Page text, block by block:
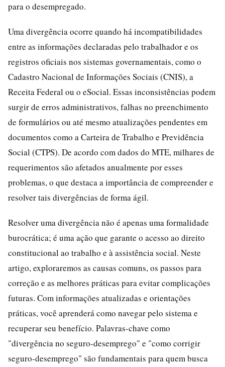
para o desempregado.
Uma divergência ocorre quando há incompatibilidades
entre as informações declaradas pelo trabalhador e os
registros oficiais nos sistemas governamentais, como o
Cadastro Nacional de Informações Sociais (CNIS), a
Receita Federal ou o eSocial. Essas inconsistências podem
surgir de erros administrativos, falhas no preenchimento
de formulários ou até mesmo atualizações pendentes em
documentos como a Carteira de Trabalho e Previdência
Social (CTPS). De acordo com dados do MTE, milhares de
requerimentos são afetados anualmente por esses
problemas, o que destaca a importância de compreender e
resolver tais divergências de forma ágil.
Resolver uma divergência não é apenas uma formalidade
burocrática; é uma ação que garante o acesso ao direito
constitucional ao trabalho e à assistência social. Neste
artigo, exploraremos as causas comuns, os passos para
correção e as melhores práticas para evitar complicações
futuras. Com informações atualizadas e orientações
práticas, você aprenderá como navegar pelo sistema e
recuperar seu benefício. Palavras-chave como
"divergência no seguro-desemprego" e "como corrigir
seguro-desemprego" são fundamentais para quem busca